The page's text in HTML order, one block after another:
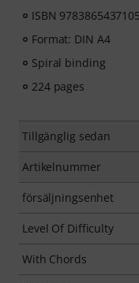
ISBN
Format: DIN A4
Spiral binding
224 pages
Tillgänglig sedan
Artikelnummer
försäljningsenhet
Level Of Difficulty
With Chords